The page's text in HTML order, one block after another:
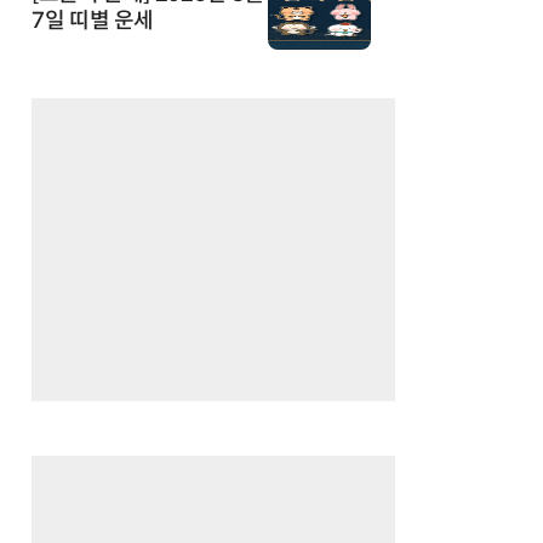
7일 띠별 운세